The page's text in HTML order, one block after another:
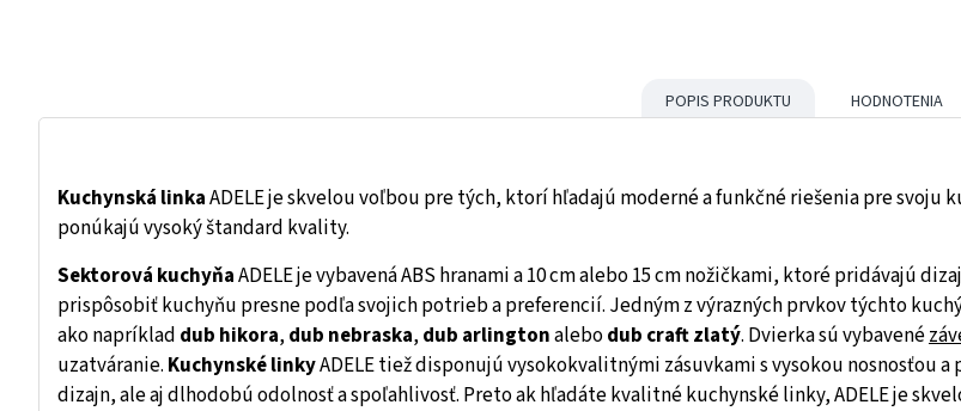
POPIS PRODUKTU HODNOTENIA
Kuchynská linkaADELE je skvelou voľbou pre tých, ktorí hľadajú moderné a funkčné riešenia pre svoju
ponúkajú vysoký štandard kvality.
Sektorová kuchyňaADELE je vybavená ABS hranami a 10 cm alebo 15 cm nožičkami, ktoré pridávajú
prispôsobiť kuchyňu presne podľa svojich potrieb a preferencií. Jedným z výrazných prvkov týchto
ako napríklad dub hikora, dub nebraska, dub arlingtonalebodub craft zlatý. Dvierka sú vybavené
uzatváranie. Kuchynské linkyADELE tiež disponujú vysokokvalitnými zásuvkami s vysokou nosnosťou
dizajn, ale aj dlhodobú odolnosť a spoľahlivosť. Preto ak hľadáte kvalitné kuchynské linky, ADELE je